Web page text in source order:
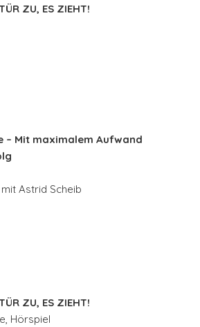
ZU, ES ZIEHT!
– Mit maximalem Aufwand
Astrid Scheib
ZU, ES ZIEHT!
Hörspiel